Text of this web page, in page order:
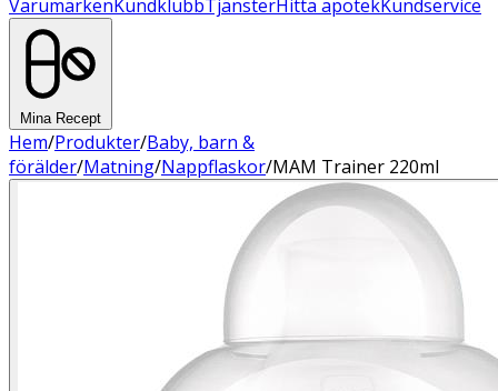
VarumärkenKundklubbTjänsterHitta apotekKundservice
Mina Recept
Hem/Produkter/Baby, barn &
förälder/Matning/Nappflaskor/MAM Trainer 220ml